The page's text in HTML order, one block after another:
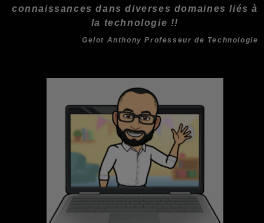
connaissances dans diverses domaines liés à
la technologie !!
Gelot Anthony Professeur de Technologie